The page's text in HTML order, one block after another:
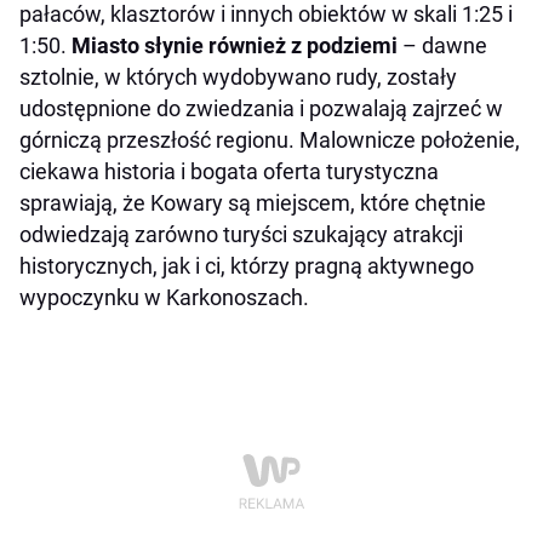
pałaców, klasztorów i innych obiektów w skali 1:25 i
1:50. Miasto słynie również z podziemi – dawne
sztolnie, w których wydobywano rudy, zostały
udostępnione do zwiedzania i pozwalają zajrzeć w
górniczą przeszłość regionu. Malownicze położenie,
ciekawa historia i bogata oferta turystyczna
sprawiają, że Kowary są miejscem, które chętnie
odwiedzają zarówno turyści szukający atrakcji
historycznych, jak i ci, którzy pragną aktywnego
wypoczynku w Karkonoszach.